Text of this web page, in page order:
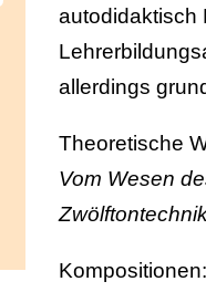
autodidaktisch
allerdings
Theoretische
Vom Wesen